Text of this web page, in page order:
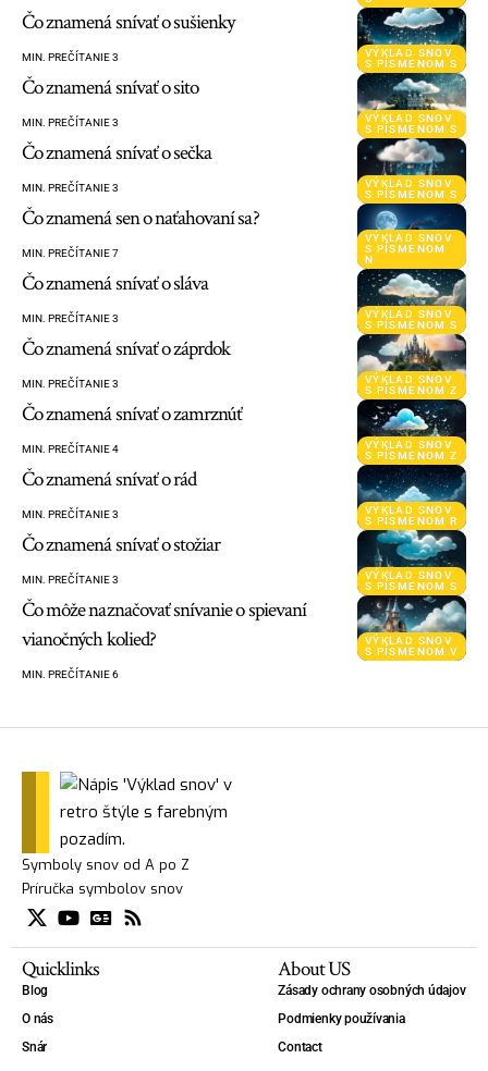
VÝKLAD SNOV
S PÍSMENOM S
Čo znamená snívať o sušienky
MIN. PREČÍTANIE 3
VÝKLAD SNOV
S PÍSMENOM S
Čo znamená snívať o sito
MIN. PREČÍTANIE 3
VÝKLAD SNOV
S PÍSMENOM S
Čo znamená snívať o sečka
MIN. PREČÍTANIE 3
VÝKLAD SNOV
S PÍSMENOM
N
Čo znamená sen o naťahovaní sa?
MIN. PREČÍTANIE 7
VÝKLAD SNOV
S PÍSMENOM S
Čo znamená snívať o sláva
MIN. PREČÍTANIE 3
VÝKLAD SNOV
S PÍSMENOM Z
Čo znamená snívať o záprdok
MIN. PREČÍTANIE 3
VÝKLAD SNOV
S PÍSMENOM Z
Čo znamená snívať o zamrznúť
MIN. PREČÍTANIE 4
VÝKLAD SNOV
S PÍSMENOM R
Čo znamená snívať o rád
MIN. PREČÍTANIE 3
VÝKLAD SNOV
S PÍSMENOM S
Čo znamená snívať o stožiar
MIN. PREČÍTANIE 3
VÝKLAD SNOV
S PÍSMENOM V
Čo môže naznačovať snívanie o spievaní
vianočných kolied?
MIN. PREČÍTANIE 6
Symboly snov od A po Z
Príručka symbolov snov
Quicklinks
Blog
O nás
Snár
About US
Zásady ochrany osobných údajov
Podmienky používania
Contact